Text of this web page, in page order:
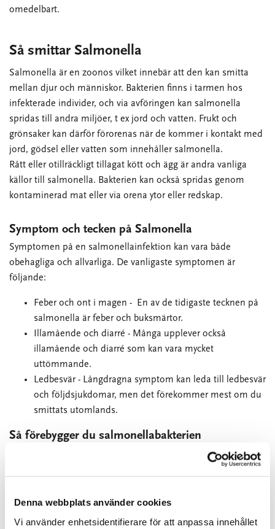
Denna webbplats använder cookies
Vi använder enhetsidentifierare för att anpassa innehållet
omedelbart.
Så smittar Salmonella
Salmonella är en zoonos vilket innebär att den kan smitta
mellan djur och människor. Bakterien finns i tarmen hos
infekterade individer, och via avföringen kan salmonella
spridas till andra miljöer, t ex jord och vatten. Frukt och
grönsaker kan därför förorenas när de kommer i kontakt med
jord, gödsel eller vatten som innehåller salmonella.
Rått eller otillräckligt tillagat kött och ägg är andra vanliga
källor till salmonella. Bakterien kan också spridas genom
kontaminerad mat eller via orena ytor eller redskap.
Symptom och tecken på Salmonella
Symptomen på en salmonellainfektion kan vara både
obehagliga och allvarliga. De vanligaste symptomen är
följande:
Feber och ont i magen - En av de tidigaste tecknen på
salmonella är feber och buksmärtor.
Illamående och diarré - Många upplever också
illamående och diarré som kan vara mycket
uttömmande.
Ledbesvär - Långdragna symptom kan leda till ledbesvär
och följdsjukdomar, men det förekommer mest om du
smittats utomlands.
Så förebygger du salmonellabakterien
För att minska risken för salmonella är det viktigt att:
Tvätta händerna regelbundet: Speciellt efter att ha
Tillaga mat grundligt: Se till att kött och ägg är
ordentligt tillagade.